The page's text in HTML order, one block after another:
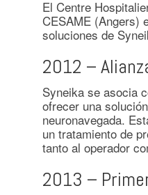
El Centre
CESAME (Angers)
soluciones de
2012 –
Syneika se asocia
ofrecer una
neuronavegada.
un tratamiento de
tanto al operador
2013 –